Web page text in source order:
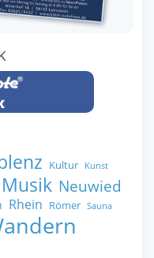
Kultur Kunst
Musik Neuwied
Rhein Römer Sauna